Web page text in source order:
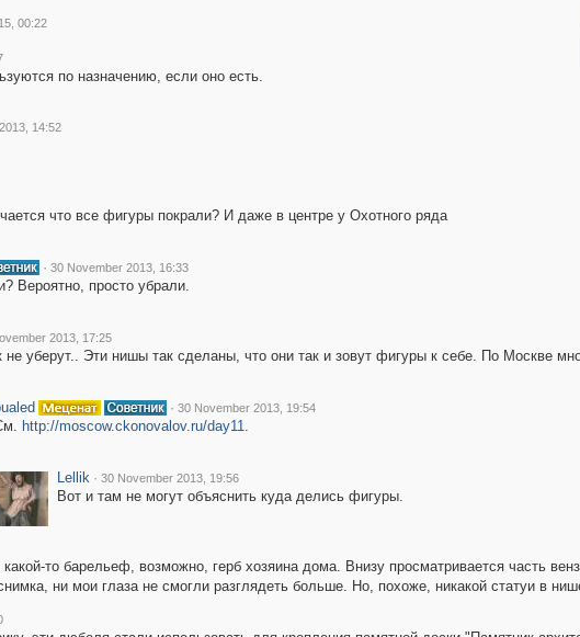
00:22
по назначению, если оно есть.
14:52
что все фигуры покрали? И даже в центре у Охотного ряда
· 30 November 2013, 16:33
Вероятно, просто убрали.
2013, 17:25
не уберут.. Эти нишы так сделаны, что они так и зовут фигуры к себе. По Москве
· 30 November 2013, 19:54
http://moscow.ckonovalov.ru/day11.
Lellik · 30 November 2013, 19:56
Вот и там не могут объяснить куда делись фигуры.
то барельеф, возможно, герб хозяина дома. Внизу просматривается часть
ни мои глаза не смогли разглядеть больше. Но, похоже, никакой статуи в